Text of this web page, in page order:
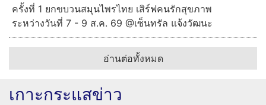
ครั้งที่ 1 ยกขบวนสมุนไพรไทย เสิร์ฟคนรักสุขภาพ
ระหว่างวันที่ 7 - 9 ส.ค. 69 @เซ็นทรัล แจ้งวัฒนะ
อ่านต่อทั้งหมด
เกาะกระแสข่าว